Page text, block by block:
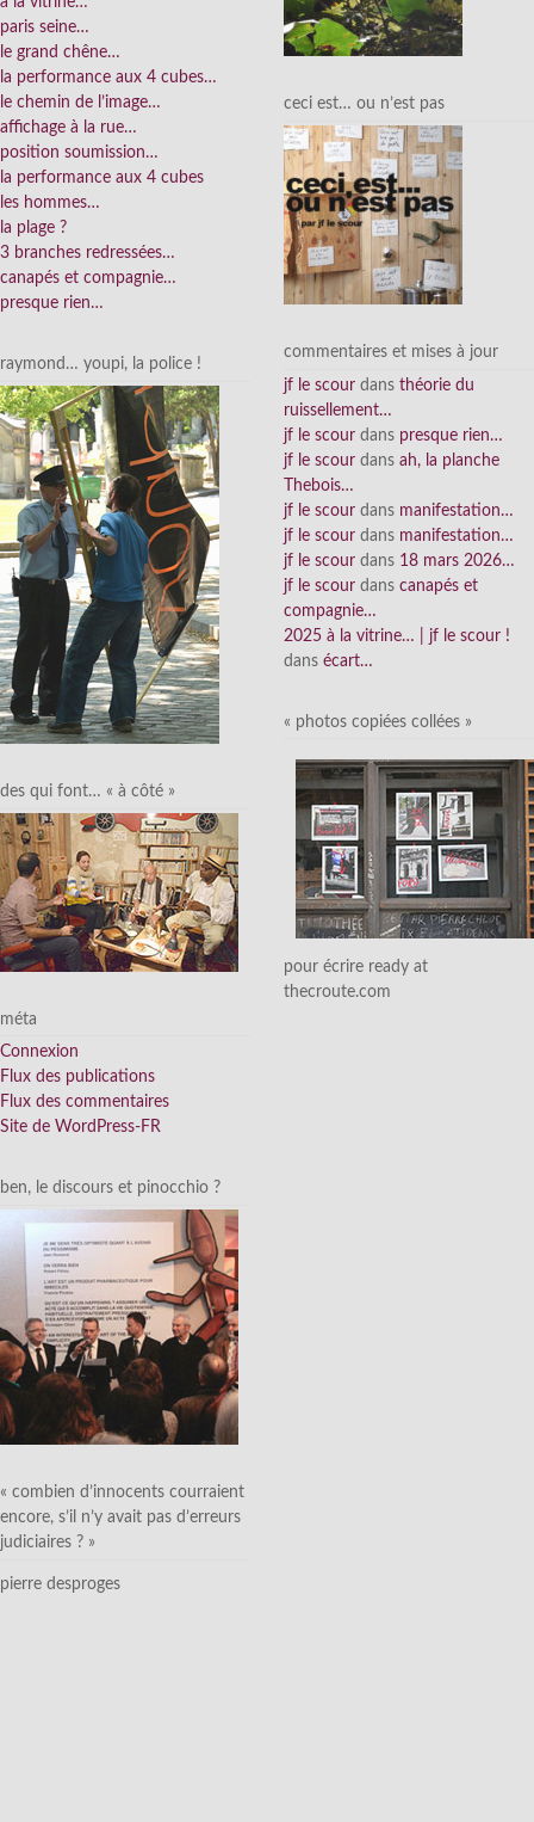
paris seine…
le grand chêne…
la performance aux 4 cubes…
le chemin de l’image…
affichage à la rue…
position soumission…
la performance aux 4 cubes
les hommes…
la plage ?
3 branches redressées…
canapés et compagnie…
presque rien…
raymond… youpi, la police !
des qui font… « à côté »
méta
Connexion
Flux des publications
Flux des commentaires
Site de WordPress-FR
ben, le discours et pinocchio ?
« combien d’innocents courraient
encore, s’il n’y avait pas d’erreurs
judiciaires ? »
pierre desproges
ceci est… ou n’est pas
commentaires et mises à jour
jf le scour dans théorie du
ruissellement…
jf le scour dans presque rien…
jf le scour dans ah, la planche
Thebois…
jf le scour dans manifestation…
jf le scour dans manifestation…
jf le scour dans 18 mars 2026…
jf le scour dans canapés et
compagnie…
2025 à la vitrine… | jf le scour !
dans écart…
« photos copiées collées »
pour écrire ready at
thecroute.com